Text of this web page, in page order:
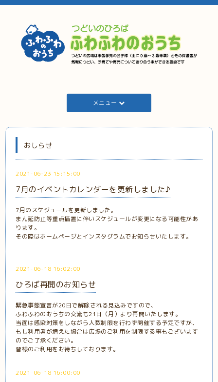
メニュー
おしらせ
2021-06-23 15:15:00
7月のイベントカレンダーを更新しました♪
7月のスケジュールを更新しました。
まん延防止等重点措置に伴いスケジュールが変更になる可能性があ
ります。
その際はホームページとインスタグラムでお知らせいたします。
2021-06-18 16:02:00
ひろば再開のお知らせ
緊急事態宣言が20日で解除される見込みですので、
ふわふわのおうちの交流も21日（月）より再開いたします。
当面は感染対策をしながら人数制限を行わず開催する予定ですが、
もし利用者が増えた場合は広場のご利用を制限する事もございます
のでご了承ください。
皆様のご利用をお待ちしております。
2021-06-18 16:00:00